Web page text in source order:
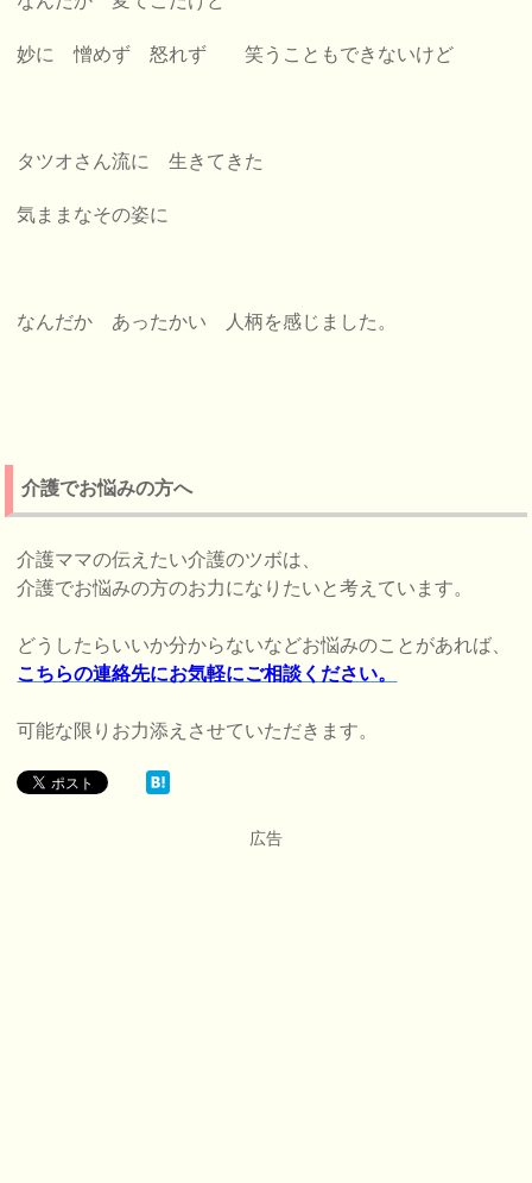
妙に 憎めず 怒れず 笑うこともできないけど
タツオさん流に 生きてきた
気ままなその姿に
なんだか あったかい 人柄を感じました。
介護でお悩みの方へ
介護ママの伝えたい介護のツボは、
介護でお悩みの方のお力になりたいと考えています。
どうしたらいいか分からないなどお悩みのことがあれば、
こちらの連絡先にお気軽にご相談ください。
可能な限りお力添えさせていただきます。
広告